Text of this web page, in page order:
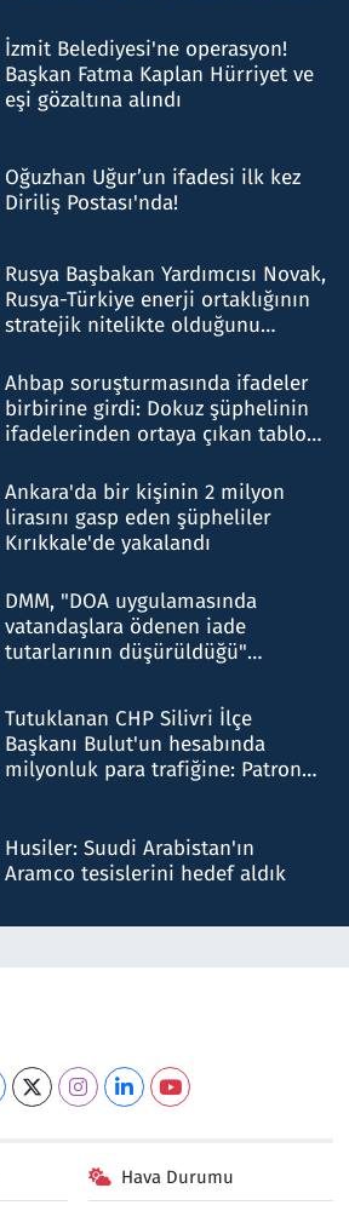
İzmit Belediyesi'ne operasyon!
Başkan Fatma Kaplan Hürriyet ve
eşi gözaltına alındı
Oğuzhan Uğur’un ifadesi ilk kez
Diriliş Postası'nda!
Rusya Başbakan Yardımcısı Novak,
Rusya-Türkiye enerji ortaklığının
stratejik nitelikte olduğunu
Ahbap soruşturmasında ifadeler
birbirine girdi: Dokuz şüphelinin
ifadelerinden ortaya çıkan tablo
Ankara'da bir kişinin 2 milyon
lirasını gasp eden şüpheliler
Kırıkkale'de yakalandı
DMM, "DOA uygulamasında
vatandaşlara ödenen iade
tutarlarının düşürüldüğü"
Tutuklanan CHP Silivri İlçe
Başkanı Bulut'un hesabında
milyonluk para trafiğine: Patron
Husiler: Suudi Arabistan'ın
Aramco tesislerini hedef aldık
Hava Durumu